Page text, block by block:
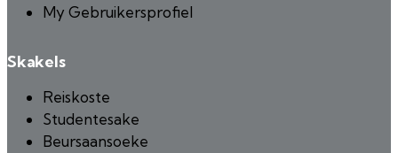
My Gebruikersprofiel
Skakels
Reiskoste
Studentesake
Beursaansoeke